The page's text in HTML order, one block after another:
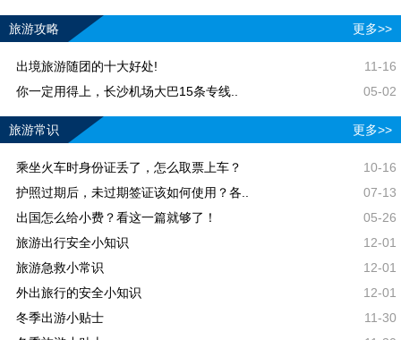
旅游攻略 更多>>
出境旅游随团的十大好处!
11-16
你一定用得上，长沙机场大巴15条专线..
05-02
旅游常识 更多>>
乘坐火车时身份证丢了，怎么取票上车？
10-16
护照过期后，未过期签证该如何使用？各..
07-13
出国怎么给小费？看这一篇就够了！
05-26
旅游出行安全小知识
12-01
旅游急救小常识
12-01
外出旅行的安全小知识
12-01
冬季出游小贴士
11-30